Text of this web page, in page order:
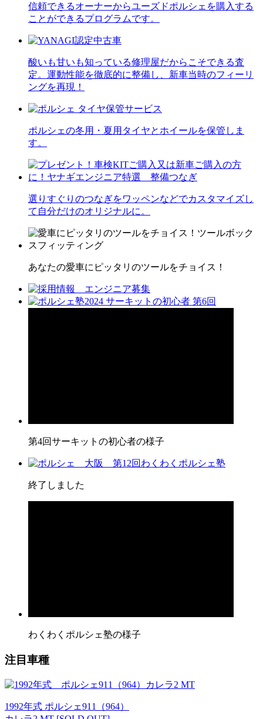
信頼できるオーナーからユーズドポルシェを購入する
ことができるプログラムです。
酸いも甘いも知っている修理屋だからこそできる査
定。運動性能を徹底的に整備し、新車当時のフィーリ
ングを再現！
ポルシェの冬用・夏用タイヤとホイールを保管しま
す。
選りすぐりのつなぎをワッペンなどでカスタマイズし
て自分だけのオリジナルに。
あなたの愛車にピッタリのツールをチョイス！
第4回サーキットの初心者の様子
終了しました
わくわくポルシェ塾の様子
注目車種
1992年式 ポルシェ911（964）